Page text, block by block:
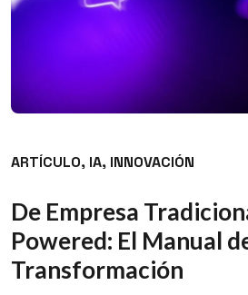
ARTÍCULO, IA, INNOVACIÓN
De Empresa
Powered: El Manual
Transformación